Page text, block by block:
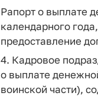
Рапорт о выплате
календарного
предоставление
4. Кадровое
о выплате
воинской части),